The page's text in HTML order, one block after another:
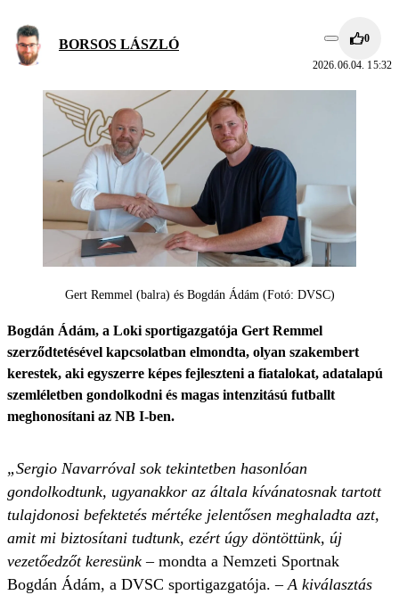
BORSOS LÁSZLÓ 0
2026.06.04. 15:32
Gert Remmel (balra) és Bogdán Ádám (Fotó: DVSC)
Bogdán Ádám, a Loki sportigazgatója Gert Remmel
szerződtetésével kapcsolatban elmondta, olyan szakembert
kerestek, aki egyszerre képes fejleszteni a fiatalokat, adatalapú
szemléletben gondolkodni és magas intenzitású futballt
meghonosítani az NB I-ben.
„Sergio Navarróval sok tekintetben hasonlóan
gondolkodtunk, ugyanakkor az általa kívánatosnak tartott
tulajdonosi befektetés mértéke jelentősen meghaladta azt,
amit mi biztosítani tudtunk, ezért úgy döntöttünk, új
vezetőedzőt keresünk – mondta a Nemzeti Sportnak
Bogdán Ádám, a DVSC sportigazgatója. –A kiválasztás